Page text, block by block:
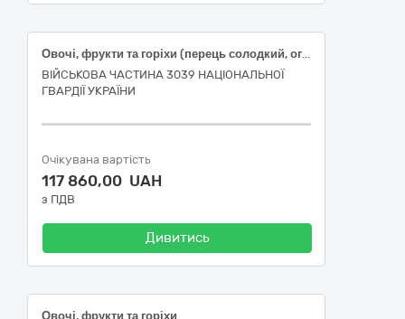
Овочі, фрукти та горіхи (перець солодкий, огірок свіжий , помідори свіжі, часник свіжий)
ВІЙСЬКОВА ЧАСТИНА 3039 НАЦІОНАЛЬНОЇ
ГВАРДІЇ УКРАЇНИ
Очікувана вартість
117 860,00 UAH
з ПДВ
Дивитись
Овочі, фрукти та горіхи